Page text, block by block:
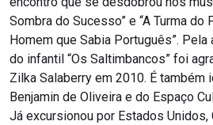
Sombra do Sucesso” e “A Turma do
Homem que Sabia Português”.
do infantil “Os Saltimbancos” foi
Zilka Salaberry em 2010. É também
Benjamin de Oliveira e do Espaço
Já excursionou por Estados Unidos,